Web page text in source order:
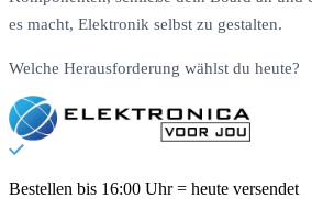
es macht, Elektronik selbst zu gestalten.
Welche Herausforderung wählst du heute?
Bestellen bis 16:00 Uhr = heute versendet